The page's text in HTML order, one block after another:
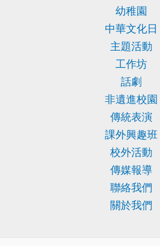
幼稚園
中華文化日
主題活動
工作坊
話劇
非遺進校園
傳統表演
課外興趣班
校外活動
傳媒報導
聯絡我們
關於我們